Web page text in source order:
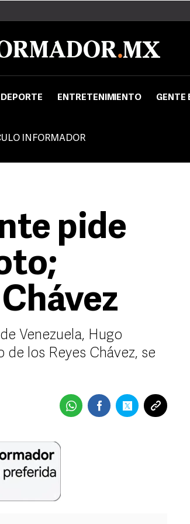
DEPORTE ENTRETENIMIENTO GENTE
INFORMADOR
pide
Venezuela, Hugo
los Reyes Chávez, se